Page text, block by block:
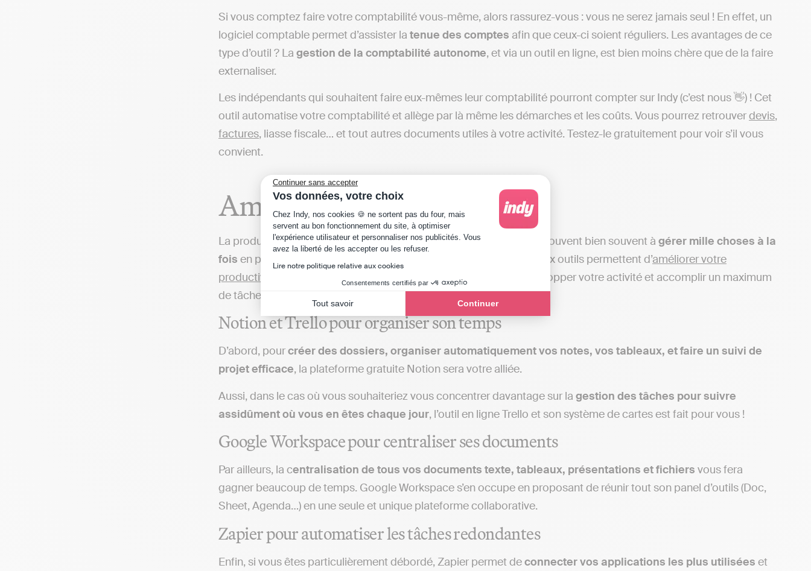
Continuer sans accepter
Vos données, votre choix
Plateforme de Gestion du Consentement : Personnalisez vos Options
Chez Indy, nos cookies 🍪 ne sortent pas du four, mais
servent au bon fonctionnement du site, à optimiser
l'expérience utilisateur et personnaliser nos publicités. Vous
avez la liberté de les accepter ou les refuser.
Lire notre politique relative aux cookies
Consentements certifiés par
Tout savoir Continuer
Axeptio consent
Si vous comptez faire votre comptabilité vous-même, alors rassurez-vous : vous ne serez jamais seul ! En effet, un
logiciel comptable permet d’assister la tenue des comptes afin que ceux-ci soient réguliers. Les avantages de ce
type d’outil ? La gestion de la comptabilité autonome, et via un outil en ligne, est bien moins chère que de la faire
externaliser.
Les indépendants qui souhaitent faire eux-mêmes leur comptabilité pourront compter sur Indy (c’est nous 👋) ! Cet
outil automatise votre comptabilité et allège par là même les démarches et les coûts. Vous pourrez retrouverdevis,
factures, liasse fiscale… et tout autres documents utiles à votre activité. Testez-le gratuitement pour voir s’il vous
convient.
Améliorer sa productivité
La productivité est le Graal des travailleurs indépendants, qui se retrouvent bien souvent à gérer mille choses à la
fois en plus des missions elles-mêmes. Heureusement, de nombreux outils permettent d’améliorer votre
productivité
et d’optimiser votre temps (et votre énergie) pour développer votre activité et accomplir un maximum
de tâches quotidiennes.
Notion et Trello pour organiser son temps
D’abord, pourcréer des dossiers, organiser automatiquement vos notes, vos tableaux, et faire un suivi de
projet efficace, la plateforme gratuite Notion sera votre alliée.
Aussi, dans le cas où vous souhaiteriez vous concentrer davantage sur la gestion des tâches pour suivre
assidûment où vous en êtes chaque jour, l’outil en ligne Trello et son système de cartes est fait pour vous !
Google Workspace pour centraliser ses documents
Par ailleurs, la centralisation de tous vos documents texte, tableaux, présentations et fichiers vous fera
gagner beaucoup de temps. Google Workspace s’en occupe en proposant de réunir tout son panel d’outils (Doc,
Sheet, Agenda…) en une seule et unique plateforme collaborative.
Zapier pour automatiser les tâches redondantes
Enfin, si vous êtes particulièrement débordé, Zapier permet deconnecter vos applications les plus utilisées et